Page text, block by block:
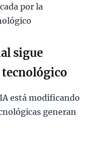
por la
sigue
está modificando
generan